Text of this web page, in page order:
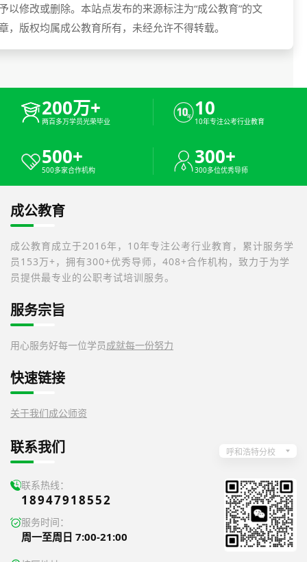
以修改或删除。本站点发布的来源标注为“成公教育”的文
，版权均属成公教育所有，未经允许不得转载。
200万+
两百多万学员光荣毕业
10
10年专注公考行业教育
500+
500多家合作机构
300+
300多位优秀导师
成公教育
成公教育成立于2016年，10年专注公考行业教育，累计服务学
员153万+，拥有300+优秀导师，408+合作机构，致力于为学
员提供最专业的公职考试培训服务。
服务宗旨
用心服务好每一位学员成就每一份努力
快速链接
关于我们成公师资
联系我们 呼和浩特分校
联系热线：
18947918552
服务时间：
周一至周日 7:00-21:00